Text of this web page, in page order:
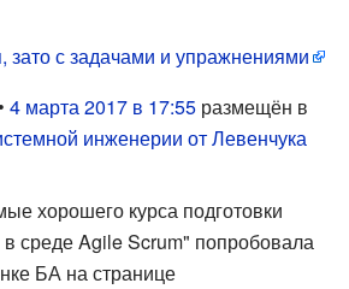
зато с задачами и упражнениями
• 4 марта 2017 в 17:55 размещён в
инженерии от Левенчука
хорошего курса подготовки
в среде Agile Scrum" попробовала
БА на странице